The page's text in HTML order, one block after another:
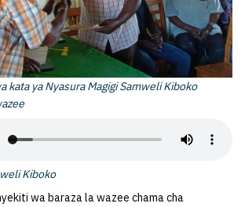
kata ya Nyasura Magigi Samweli Kiboko
Kiboko
wa baraza la wazee chama cha